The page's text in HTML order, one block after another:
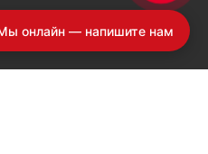
онлайн — напишите нам